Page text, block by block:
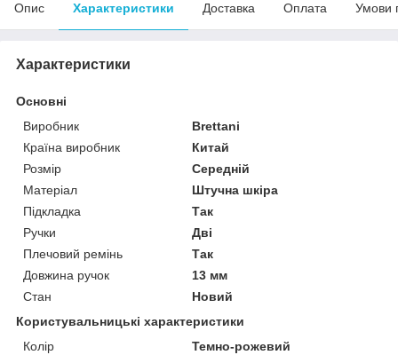
Опис Характеристики Доставка Оплата Умови
Характеристики
Основні
Виробник
Brettani
Країна виробник
Китай
Розмір
Середній
Матеріал
Штучна шкіра
Підкладка
Так
Ручки
Дві
Плечовий ремінь
Так
Довжина ручок
13 мм
Стан
Новий
Користувальницькі характеристики
Колір
Темно-рожевий